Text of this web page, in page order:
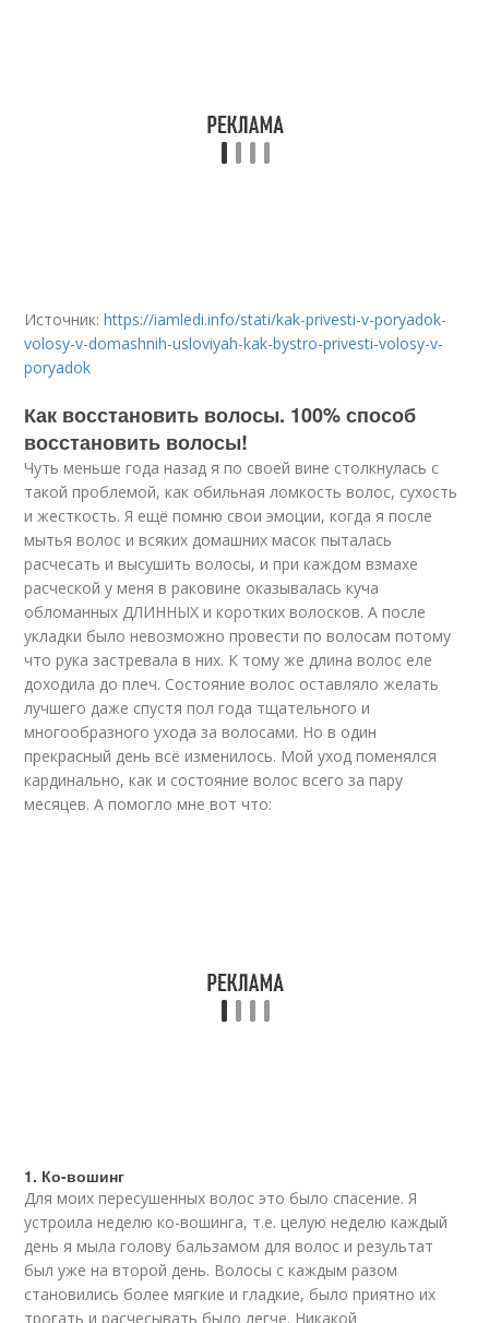
Источник:https://iamledi.info/stati/kak-privesti-v-poryadok-
volosy-v-domashnih-usloviyah-kak-bystro-privesti-volosy-v-
poryadok
Как восстановить волосы. 100% способ
восстановить волосы!
Чуть меньше года назад я по своей вине столкнулась с
такой проблемой, как обильная ломкость волос, сухость
и жесткость. Я ещё помню свои эмоции, когда я после
мытья волос и всяких домашних масок пыталась
расчесать и высушить волосы, и при каждом взмахе
расческой у меня в раковине оказывалась куча
обломанных ДЛИННЫХ и коротких волосков. А после
укладки было невозможно провести по волосам потому
что рука застревала в них. К тому же длина волос еле
доходила до плеч. Состояние волос оставляло желать
лучшего даже спустя пол года тщательного и
многообразного ухода за волосами. Но в один
прекрасный день всё изменилось. Мой уход поменялся
кардинально, как и состояние волос всего за пару
месяцев. А помогло мне вот что:
1. Ко-вошинг
Для моих пересушенных волос это было спасение. Я
устроила неделю ко-вошинга, т.е. целую неделю каждый
день я мыла голову бальзамом для волос и результат
был уже на второй день. Волосы с каждым разом
становились более мягкие и гладкие, было приятно их
трогать и расчесывать было легче. Никакой